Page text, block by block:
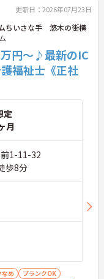
給13日
併設
働ける
、地
人で
更新日：2026年07月23日
ちいさな手 悠木の街横
万円～♪最新のIC
福祉士《正社
定
月
1-11-32
歩8分
め
ブランクOK